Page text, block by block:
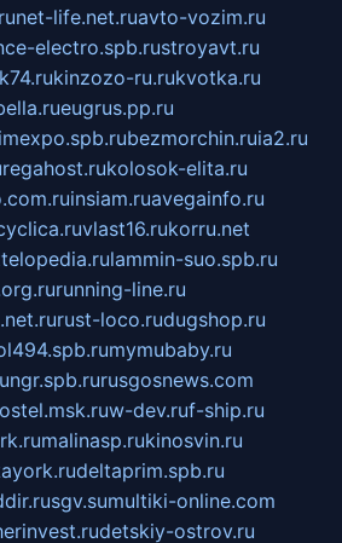
net-life.net.ruavto-vozim.ru
electro.spb.rustroyavt.ru
kinzozo-ru.rukvotka.ru
eugrus.pp.ru
bezmorchin.ruia2.ru
regahost.rukolosok-elita.ru
insiam.ruavegainfo.ru
vlast16.rukorru.net
lammin-suo.spb.ru
running-line.ru
rust-loco.rudugshop.ru
mymubaby.ru
ngr.spb.rurusgosnews.com
w-dev.ruf-ship.ru
malinasp.rukinosvin.ru
deltaprim.spb.ru
sgv.sumultiki-online.com
detskiy-ostrov.ru